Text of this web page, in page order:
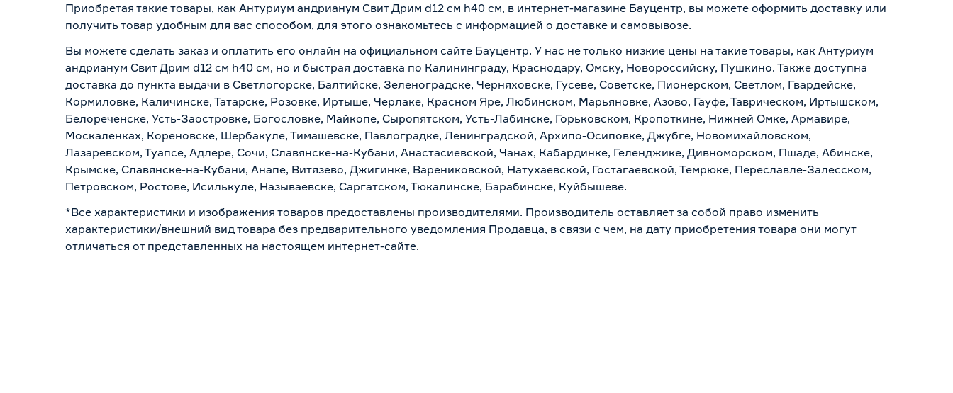
Приобретая такие товары, как Антуриум андрианум Свит Дрим d12 см h40 см, в интернет-магазине Бауцентр, вы можете оформить доставку или
получить товар удобным для вас способом, для этого ознакомьтесь с информацией о доставке и самовывозе.
Вы можете сделать заказ и оплатить его онлайн на официальном сайте Бауцентр. У нас не только низкие цены на такие товары, как Антуриум
андрианум Свит Дрим d12 см h40 см, но и быстрая доставка по Калининграду, Краснодару, Омску, Новороссийску, Пушкино. Также доступна
доставка до пункта выдачи в Светлогорске, Балтийске, Зеленоградске, Черняховске, Гусеве, Советске, Пионерском, Светлом, Гвардейске,
Кормиловке, Каличинске, Татарске, Розовке, Иртыше, Черлаке, Красном Яре, Любинском, Марьяновке, Азово, Гауфе, Таврическом, Иртышском,
Белореченске, Усть-Заостровке, Богословке, Майкопе, Сыропятском, Усть-Лабинске, Горьковском, Кропоткине, Нижней Омке, Армавире,
Москаленках, Кореновске, Шербакуле, Тимашевске, Павлоградке, Ленинградской, Архипо-Осиповке, Джубге, Новомихайловском,
Лазаревском, Туапсе, Адлере, Сочи, Славянске-на-Кубани, Анастасиевской, Чанах, Кабардинке, Геленджике, Дивноморском, Пшаде, Абинске,
Крымске, Славянске-на-Кубани, Анапе, Витязево, Джигинке, Варениковской, Натухаевской, Гостагаевской, Темрюке, Переславле-Залесском,
Петровском, Ростове, Исилькуле, Называевске, Саргатском, Тюкалинске, Барабинске, Куйбышеве.
*Все характеристики и изображения товаров предоставлены производителями. Производитель оставляет за собой право изменить
характеристики/внешний вид товара без предварительного уведомления Продавца, в связи с чем, на дату приобретения товара они могут
отличаться от представленных на настоящем интернет-сайте.